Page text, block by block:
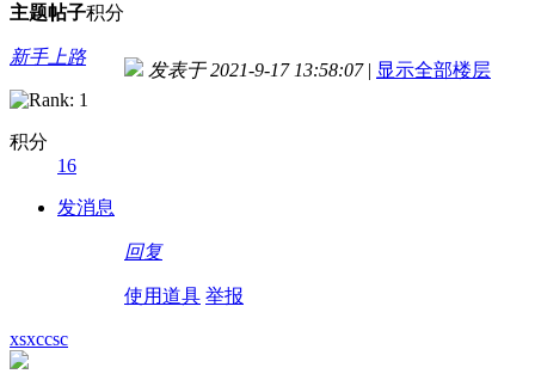
主题帖子积分
新手上路
积分
16
发消息
发表于 2021-9-17 13:58:07 | 显示全部楼层
回复
使用道具 举报
xsxccsc